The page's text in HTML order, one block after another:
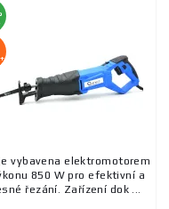
vybavena elektromotorem
850 W pro efektivní a
řezání. Zařízení dok ...